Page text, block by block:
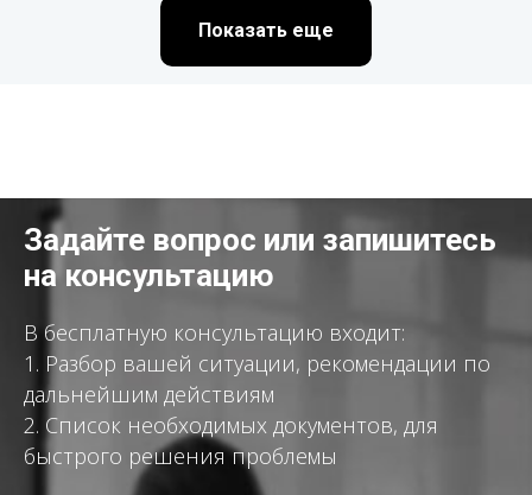
Показать еще
Задайте вопрос или запишитесь
на консультацию
В бесплатную консультацию входит:
1. Разбор вашей ситуации, рекомендации по
дальнейшим действиям
2. Список необходимых документов, для
быстрого решения проблемы